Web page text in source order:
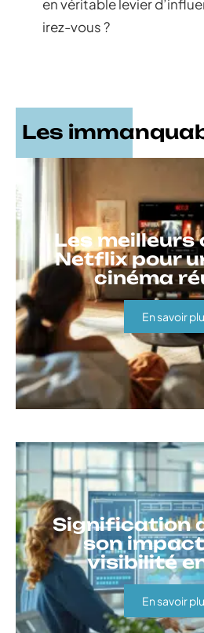
en véritable levier
irez-vous ?
Les
Les meilleurs
Netflix pour
cinéma
En savoir
Signification
son
visibilité
En savoir